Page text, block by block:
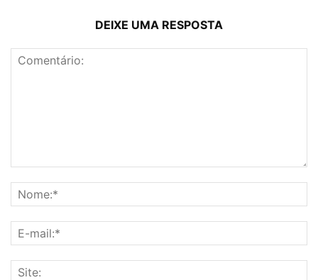
DEIXE UMA RESPOSTA